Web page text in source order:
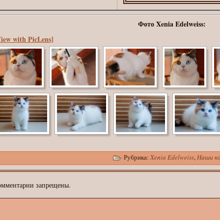
Фото Xenia Edelweiss:
with PicLens]
Рубрика: Xenia Edelweiss, Наши
запрещены.